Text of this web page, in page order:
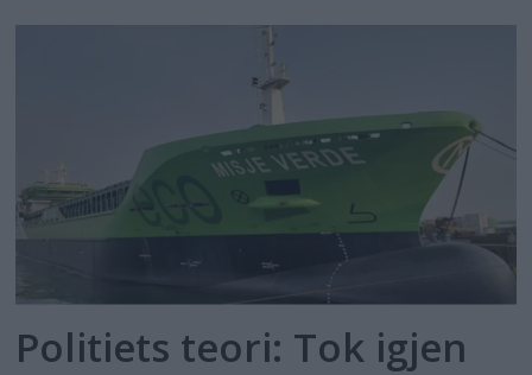
Politiets teori: Tok igjen